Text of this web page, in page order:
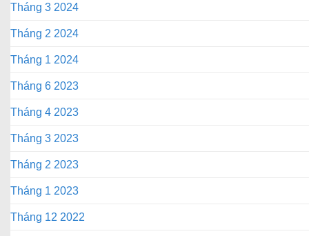
Tháng 3 2024
Tháng 2 2024
Tháng 1 2024
Tháng 6 2023
Tháng 4 2023
Tháng 3 2023
Tháng 2 2023
Tháng 1 2023
Tháng 12 2022